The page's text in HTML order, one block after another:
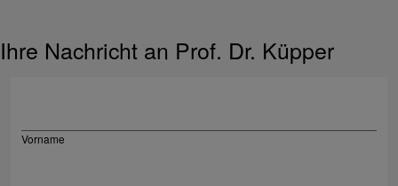
Ihre Nachricht an Prof. Dr. Küpper
Vorname